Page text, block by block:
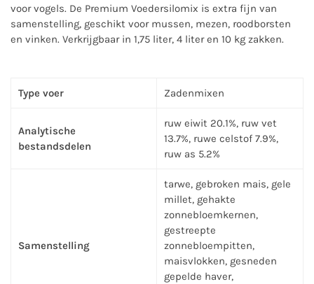
voor vogels. De Premium Voedersilomix is extra fijn van
samenstelling, geschikt voor mussen, mezen, roodborsten
en vinken. Verkrijgbaar in 1,75 liter, 4 liter en 10 kg zakken.
Type voer Zadenmixen
Analytische
bestandsdelen
ruw eiwit 20.1%, ruw vet
13.7%, ruwe celstof 7.9%,
ruw as 5.2%
Samenstelling
tarwe, gebroken mais, gele
millet, gehakte
zonnebloemkernen,
gestreepte
zonnebloempitten,
maisvlokken, gesneden
gepelde haver,